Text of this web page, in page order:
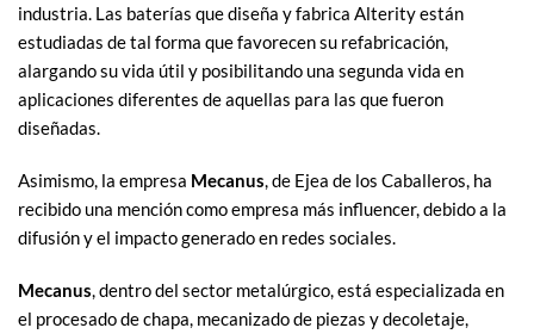
industria. Las baterías que diseña y fabrica Alterity están
estudiadas de tal forma que favorecen su refabricación,
alargando su vida útil y posibilitando una segunda vida en
aplicaciones diferentes de aquellas para las que fueron
diseñadas.
Asimismo, la empresa Mecanus, de Ejea de los Caballeros, ha
recibido una mención como empresa más influencer, debido a la
difusión y el impacto generado en redes sociales.
Mecanus, dentro del sector metalúrgico, está especializada en
el procesado de chapa, mecanizado de piezas y decoletaje,